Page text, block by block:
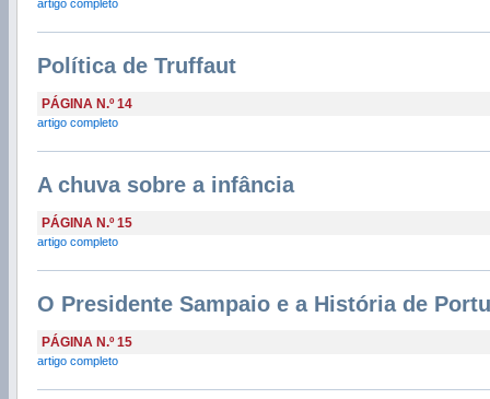
artigo completo
Política de Truffaut
PÁGINA N.º 14
artigo completo
A chuva sobre a infância
PÁGINA N.º 15
artigo completo
O Presidente Sampaio e a História de
PÁGINA N.º 15
artigo completo